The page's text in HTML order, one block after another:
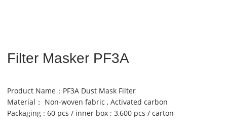
Filter Masker PF3A
Product Name：PF3A Dust Mask Filter
Material： Non-woven fabric , Activated carbon
Packaging : 60 pcs / inner box ; 3,600 pcs / carton